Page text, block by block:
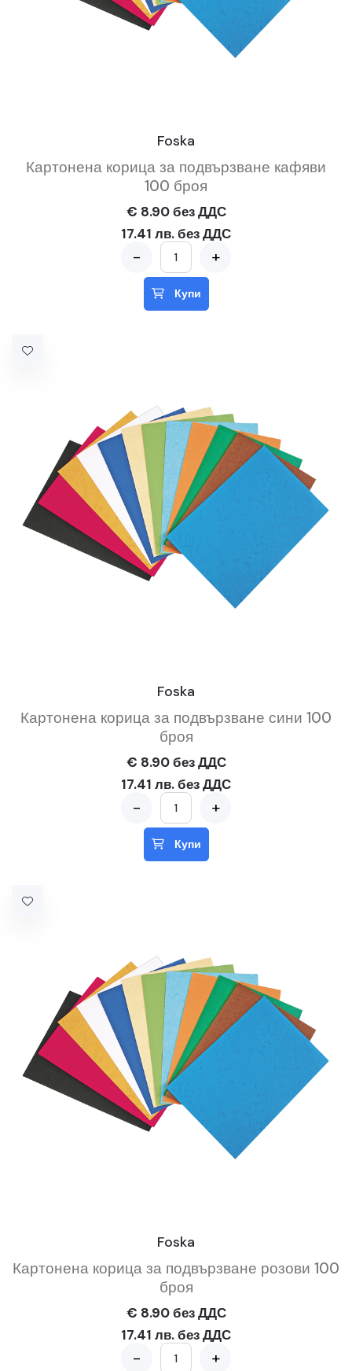
Foska
Картонена корица за подвързване кафяви
100 броя
€ 8.90 без ДДС
17.41 лв. без ДДС
- +
Купи
Foska
Картонена корица за подвързване сини 100
броя
€ 8.90 без ДДС
17.41 лв. без ДДС
- +
Купи
Foska
Картонена корица за подвързване розови 100
броя
€ 8.90 без ДДС
17.41 лв. без ДДС
- +